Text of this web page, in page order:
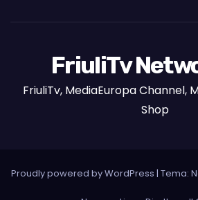
FriuliTv
FriuliTv, MediaEuropa Channel,
Shop
Proudly powered by WordPress | Tema: